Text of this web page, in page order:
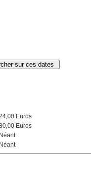
Euros
Euros
Néant
Néant